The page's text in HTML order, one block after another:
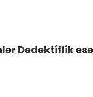
Dedektiflik